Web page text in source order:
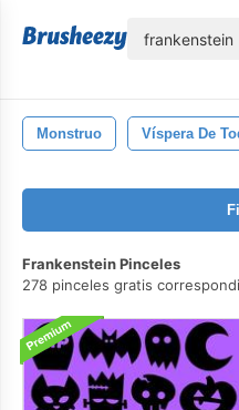
Monstruo Víspera De
Frankenstein Pinceles
278 pinceles gratis